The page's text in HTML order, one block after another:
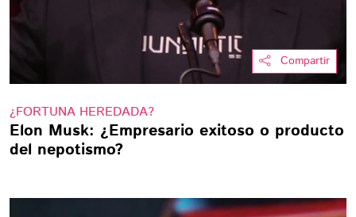
Compartir
¿FORTUNA HEREDADA?
Elon Musk: ¿Empresario exitoso o producto
del nepotismo?